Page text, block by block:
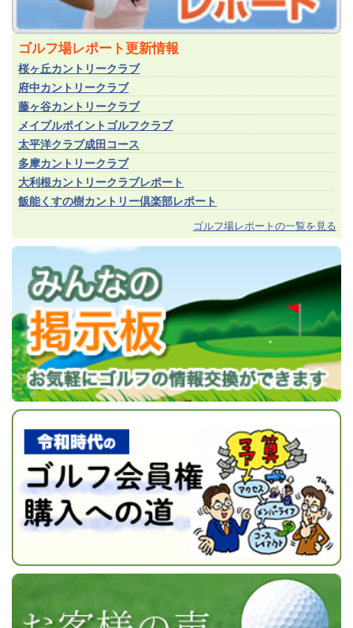
ゴルフ場レポート更新情報
桜ヶ丘カントリークラブ
府中カントリークラブ
藤ヶ谷カントリークラブ
メイプルポイントゴルフクラブ
太平洋クラブ成田コース
多摩カントリークラブ
大利根カントリークラブレポート
飯能くすの樹カントリー倶楽部レポート
ゴルフ場レポートの一覧を見る